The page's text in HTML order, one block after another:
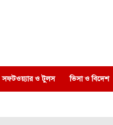
সফটওয়্যার ও টুলস ভিসা ও বিদেশ